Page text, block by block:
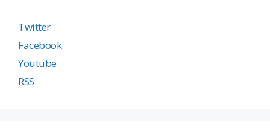
Twitter
Facebook
Youtube
RSS